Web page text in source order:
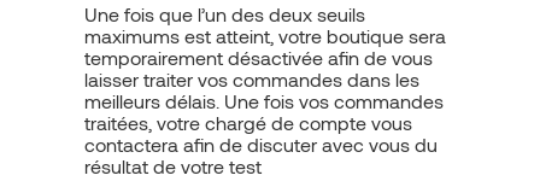
Une fois que l’un des deux seuils
maximums est atteint, votre boutique sera
temporairement désactivée afin de vous
laisser traiter vos commandes dans les
meilleurs délais. Une fois vos commandes
traitées, votre chargé de compte vous
contactera afin de discuter avec vous du
résultat de votre test